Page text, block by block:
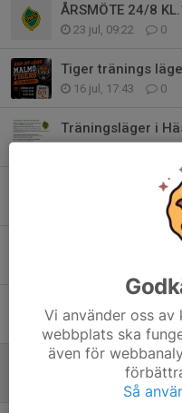
ÅRSMÖTE 24/8
23 jul, 09:22 0
Tiger tränings
16 jul, 17:43 0
Träningsläger i
25 jun, 09:56 4
Olympiadagarna
Skånes
26 maj, 21:22 2
Familje läger
24 maj, 22:28 0
Vi använder oss
webbplats ska
även för
Så